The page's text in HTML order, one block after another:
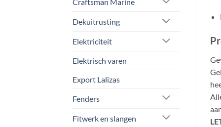
Craftsman Marine
Dekuitrusting
Elektriciteit
Elektrisch varen
Export Lalizas
Fenders
Fitwerk en slangen